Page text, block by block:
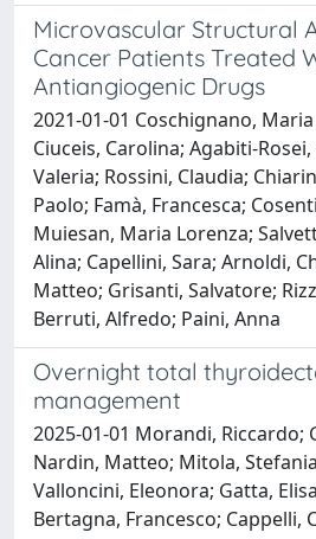
Microvascular Structural
Cancer Patients Treated
Antiangiogenic Drugs
2021-01-01 Coschignano,
Ciuceis, Carolina; Agabiti-
Valeria; Rossini, Claudia;
Paolo; Famà, Francesca;
Muiesan, Maria Lorenza;
Alina; Capellini, Sara; Arnoldi,
Matteo; Grisanti, Salvatore;
Berruti, Alfredo; Paini, Anna
Overnight total
management
2025-01-01 Morandi, Riccardo;
Nardin, Matteo; Mitola,
Valloncini, Eleonora; Gatta,
Bertagna, Francesco; Cappelli,